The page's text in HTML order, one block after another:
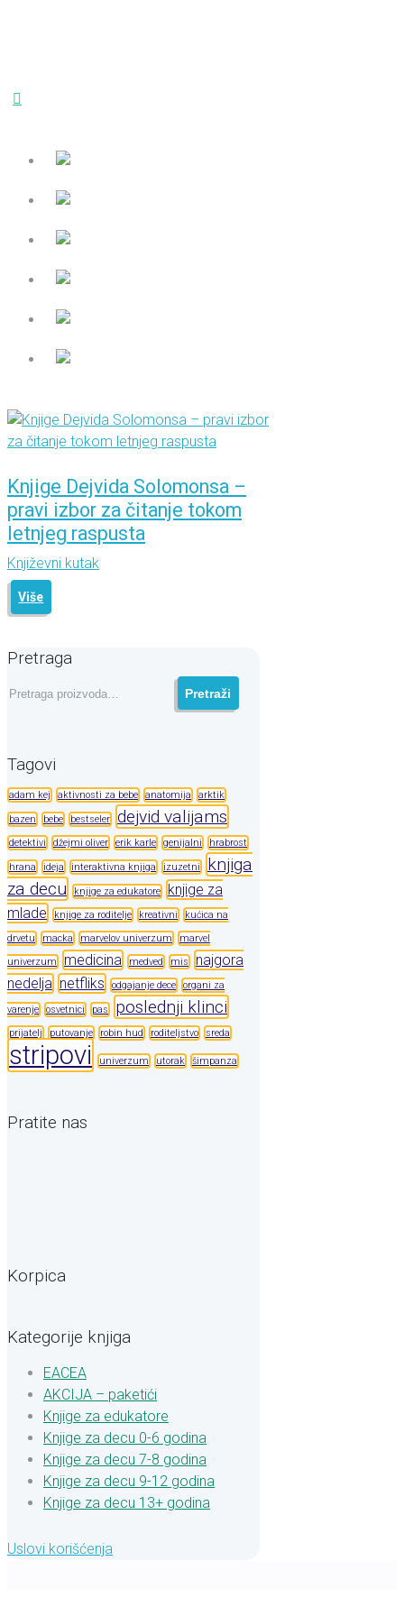
Knjige Dejvida Solomonsa –
pravi izbor za čitanje tokom
letnjeg raspusta
Književni kutak
Više
Pretraga
Pretraga
Pretraži
Tagovi
adam kej aktivnosti za bebe anatomija arktik
bazen bebe bestseler dejvid valijams
detektivi džejmi oliver erik karle genijalni hrabrost
hrana ideja interaktivna knjiga izuzetni
knjiga
za decu
knjige za edukatore
knjige za
mlade
knjige za roditelje kreativni
kućica na
drvetu
macka marvelov univerzum
marvel
univerzum
medicina medved mis
najgora
nedelja netfliks odgajanje dece organi za
varenje osvetnici pas poslednji klinci
prijatelj putovanje robin hud roditeljstvo sreda
stripovi univerzum utorak šimpanza
Pratite nas
Korpica
Kategorije knjiga
EACEA
AKCIJA – paketići
Knjige za edukatore
Knjige za decu 0-6 godina
Knjige za decu 7-8 godina
Knjige za decu 9-12 godina
Knjige za decu 13+ godina
Uslovi korišćenja